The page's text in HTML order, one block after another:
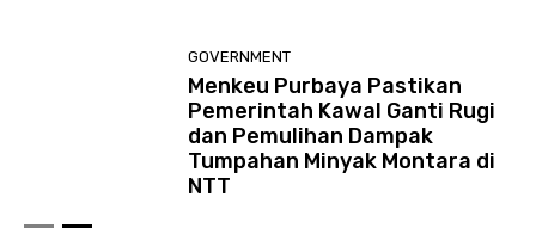
GOVERNMENT
Menkeu Purbaya Pastikan
Pemerintah Kawal Ganti Rugi
dan Pemulihan Dampak
Tumpahan Minyak Montara di
NTT